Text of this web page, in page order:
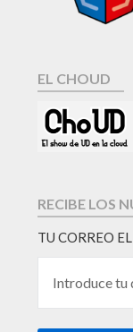
EL CHOUD
RECIBE LOS
TU CORREO